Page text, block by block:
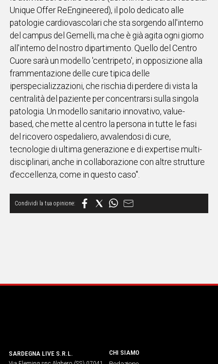
Unique Offer ReEngineered), il polo dedicato alle
patologie cardiovascolari che sta sorgendo all'interno
del campus del Gemelli, ma che è già agita ogni giorno
all'interno del nostro dipartimento. Quello del Centro
Cuore sarà un modello 'centripeto', in opposizione alla
frammentazione delle cure tipica delle
iperspecializzazioni, che rischia di perdere di vista la
centralità del paziente per concentrarsi sulla singola
patologia. Un modello sanitario innovativo, value-
based, che mette al centro la persona in tutte le fasi
del ricovero ospedaliero, avvalendosi di cure,
tecnologie di ultima generazione e di expertise multi-
disciplinari, anche in collaborazione con altre strutture
d’eccellenza, come in questo caso".
SARDEGNA LIVE S.R.L.
CHI SIAMO